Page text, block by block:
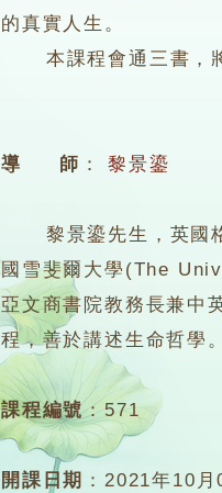
的真實人生。
本課程會通三書，將
導 師 ： 黎景鎏
黎景鎏先生，英國格
國雪斐爾大學(The
亞文商書院教務長兼中
程，善於講述生命哲學
課程編號： 571
開課日期 ：2021年10月